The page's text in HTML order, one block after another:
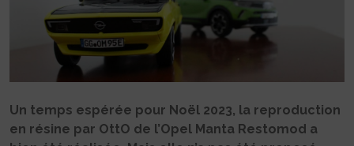
Un temps espérée pour Noël 2023, la reproduction
en résine par OttO de l’Opel Manta Restomod a